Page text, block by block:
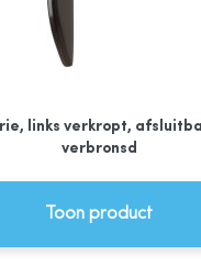
links verkropt,
verbronsd
Toon product